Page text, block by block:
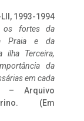
1993-1994
os fortes da
Praia e da
ilha Terceira,
da
em cada
– Arquivo
(Em